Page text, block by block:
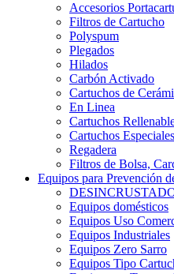
Accesorios
Filtros de Cartucho
Polyspum
Plegados
Hilados
Carbón Activado
Cartuchos de
En Linea
Cartuchos
Cartuchos Especiales
Regadera
Filtros de Bolsa,
Equipos para Prevención
Equipos domésticos
Equipos Uso
Equipos Industriales
Equipos Zero Sarro
Equipos Tipo